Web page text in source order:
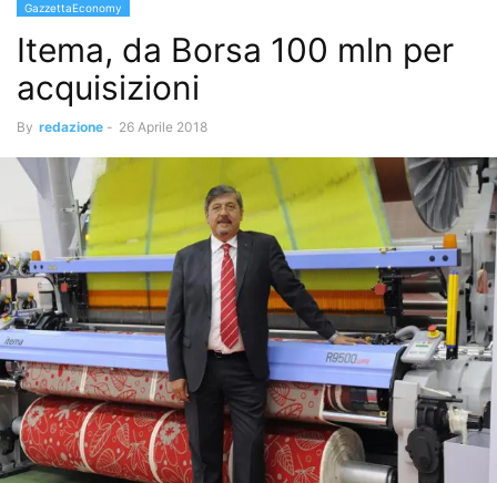
GazzettaEconomy
Itema, da Borsa 100 mln per
acquisizioni
By redazione - 26 Aprile 2018